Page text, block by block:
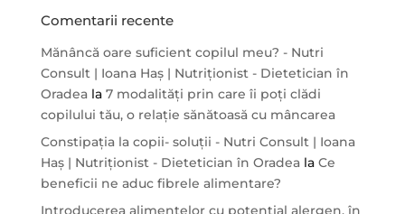
Comentarii recente
Mănâncă oare suficient copilul meu? - Nutri
Consult | Ioana Haș | Nutriționist - Dietetician în
Oradeala 7 modalități prin care îi poți clădi
copilului tău, o relație sănătoasă cu mâncarea
Constipația la copii- soluții - Nutri Consult | Ioana
Haș | Nutriționist - Dietetician în Oradeala Ce
beneficii ne aduc fibrele alimentare?
Introducerea alimentelor cu potențial alergen, în